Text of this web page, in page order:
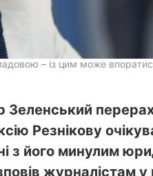
– із цим може
Зеленський
Резнікову
з його минулим
журналістам у